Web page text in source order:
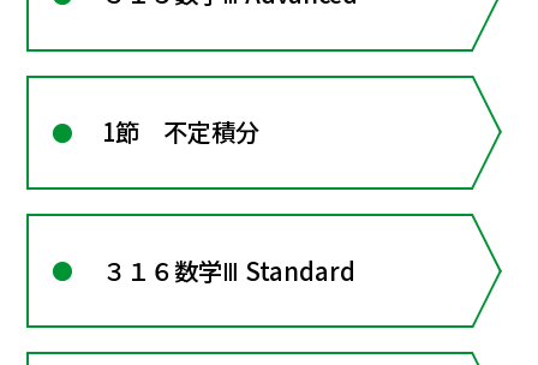
1節 不定積分
３１６数学Ⅲ Standard